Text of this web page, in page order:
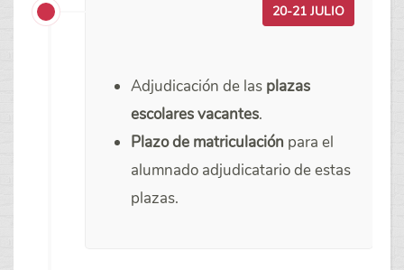
20-21 JULIO
Adjudicación de las plazas
escolares vacantes.
Plazo de matriculación para el
alumnado adjudicatario de estas
plazas.